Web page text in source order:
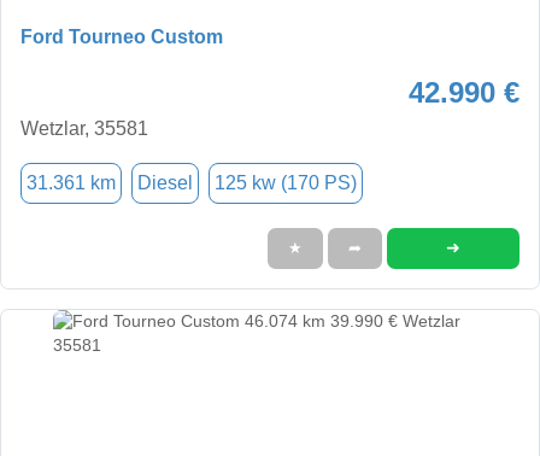
Ford Tourneo Custom
42.990 €
Wetzlar, 35581
31.361 km Diesel 125 kw (170 PS)
★ ➦ ➜